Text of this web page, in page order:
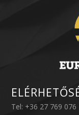
Tel: +36 27 769